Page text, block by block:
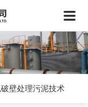
破壁处理污泥技术